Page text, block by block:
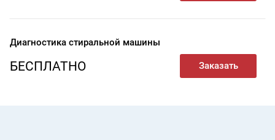
Диагностика стиральной машины
БЕСПЛАТНО